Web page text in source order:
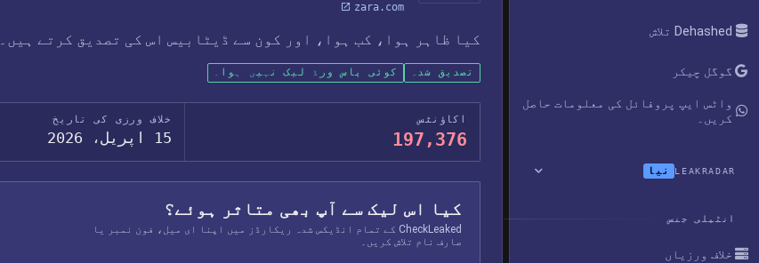
Dehashed تلاش
گوگل چیکر
واٹس ایپ پروفائل کی معلومات حاصل
کریں۔
LEAKRADAR نیا
انٹیلی جنس
خلاف ورزیاں
zara.com
کیا ظاہر ہوا، کب ہوا، اور کون سے ڈیٹابیس اس کی تصدیق کرتے ہیں۔
تصدیق شدہ کوئی پاس ورڈ لیک نہیں ہوا۔
اکاؤنٹس
197,376
خلاف ورزی کی تاریخ
15 اپریل، 2026
کیا اس لیک سے آپ بھی متاثر ہوئے؟
CheckLeaked کے تمام انڈیکس شدہ ریکارڈز میں اپنا ای میل، فون نمبر یا
صارف نام تلاش کریں۔